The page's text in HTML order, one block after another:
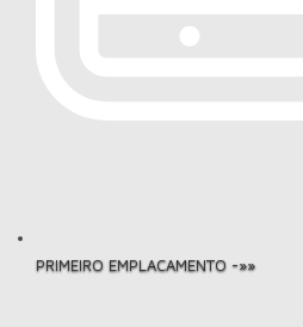
PRIMEIRO EMPLACAMENTO -»»